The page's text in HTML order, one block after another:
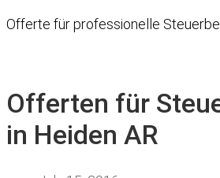
Offerte für professionelle
Offerten für
in Heiden AR